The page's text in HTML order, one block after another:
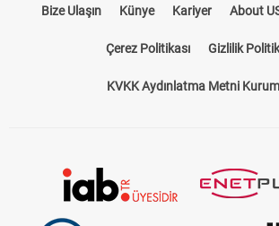
Bize Ulaşın Künye Kariyer About
Çerez Politikası Gizlilik
KVKK Aydınlatma Metni